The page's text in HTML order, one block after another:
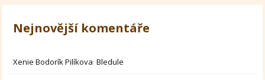
Nejnovější komentáře
Xenie Bodorík Pilíkova:Bledule